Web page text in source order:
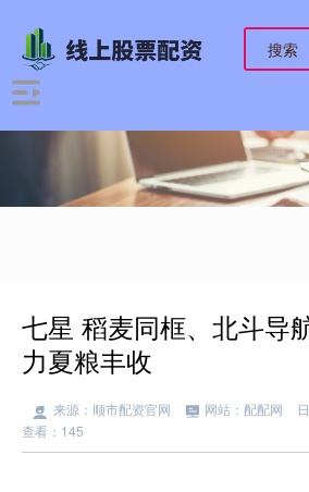
七星 稻麦同框、北斗导
力夏粮丰收
来源：顺市配资官网 网站：配配网
查看：145